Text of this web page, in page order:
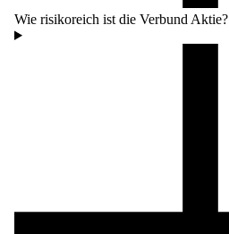
Wie risikoreich ist die Verbund Aktie?